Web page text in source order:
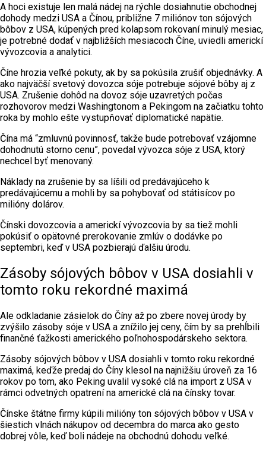
A hoci existuje len malá nádej na rýchle dosiahnutie obchodnej
dohody medzi USA a Čínou, približne 7 miliónov ton sójových
bôbov z USA, kúpených pred kolapsom rokovaní minulý mesiac,
je potrebné dodať v najbližších mesiacoch Číne, uviedli americkí
vývozcovia a analytici.
Číne hrozia veľké pokuty, ak by sa pokúsila zrušiť objednávky. A
ako najväčší svetový dovozca sóje potrebuje sójové bôby aj z
USA. Zrušenie dohôd na dovoz sóje uzavretých počas
rozhovorov medzi Washingtonom a Pekingom na začiatku tohto
roka by mohlo ešte vystupňovať diplomatické napätie.
Čína má “zmluvnú povinnosť, takže bude potrebovať vzájomne
dohodnutú storno cenu”, povedal vývozca sóje z USA, ktorý
nechcel byť menovaný.
Náklady na zrušenie by sa líšili od predávajúceho k
predávajúcemu a mohli by sa pohybovať od státisícov po
milióny dolárov.
Čínski dovozcovia a americkí vývozcovia by sa tiež mohli
pokúsiť o opätovné prerokovanie zmlúv o dodávke po
septembri, keď v USA pozbierajú ďalšiu úrodu.
Zásoby sójových bôbov v USA dosiahli v
tomto roku rekordné maximá
Ale odkladanie zásielok do Číny až po zbere novej úrody by
zvýšilo zásoby sóje v USA a znížilo jej ceny, čím by sa prehĺbili
finančné ťažkosti amerického poľnohospodárskeho sektora.
Zásoby sójových bôbov v USA dosiahli v tomto roku rekordné
maximá, keďže predaj do Číny klesol na najnižšiu úroveň za 16
rokov po tom, ako Peking uvalil vysoké clá na import z USA v
rámci odvetných opatrení na americké clá na čínsky tovar.
Čínske štátne firmy kúpili milióny ton sójových bôbov v USA v
šiestich vlnách nákupov od decembra do marca ako gesto
dobrej vôle, keď boli nádeje na obchodnú dohodu veľké.